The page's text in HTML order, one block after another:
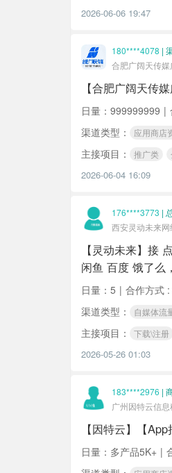
2026-06-06 19:47
180****4078 |
合肥广阔天传
【合肥广阔天传
日量：999999999 |
渠道类型：
应用商店
主接项目： 推广类
2026-06-04 16:09
176****3773 |
西安灵动未来
【灵动未来】接 点淘 喜马拉雅 七猫 菜鸟裹裹 红果短剧 河马短剧 淘宝闪购 京东金融 番茄小说 番
闲鱼 百度 饿了么
日量：5 | 合作方式
渠道类型：
自媒体流
主接项目： 下载\注册
2026-05-26 01:03
183****2976 |
广州因特云信
【因特云】【
日量：多产品5K+ |